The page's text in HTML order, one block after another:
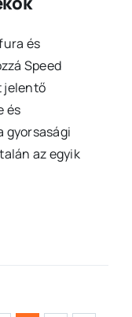
és
Speed
jelentő
és
gyorsasági
az egyik